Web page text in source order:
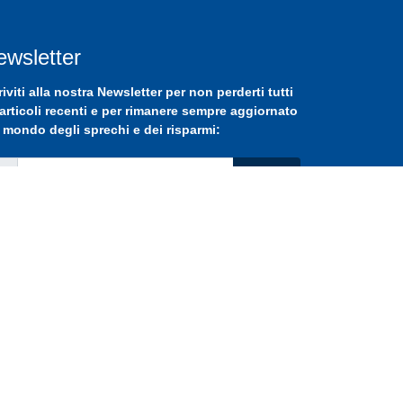
alla nostra Newsletterper non perderti tutti
recenti e per rimanere sempre aggiornato
degli sprechi e dei risparmi: